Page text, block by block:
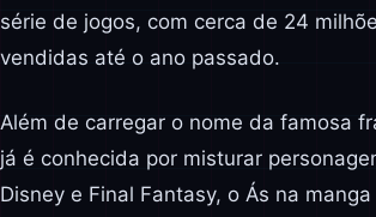
série de jogos, com cerca de 24
vendidas até o ano passado.
Além de carregar o nome da famosa
já é conhecida por misturar
Disney e Final Fantasy, o Ás na manga